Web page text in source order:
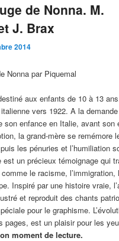
de Nonna. M.
J. Brax
2014
aux enfants de 10 à 13
italienne vers 1922. A la
son enfance en Italie, avant son
la grand-mère se remémore
les pénuries et l’humiliation
est un précieux témoignage qui
le racisme, l’immigration,
Inspiré par une histoire vraie,
et reproduit des chants
pour le graphisme.
pages, est un plaisir pour les
moment de lecture.